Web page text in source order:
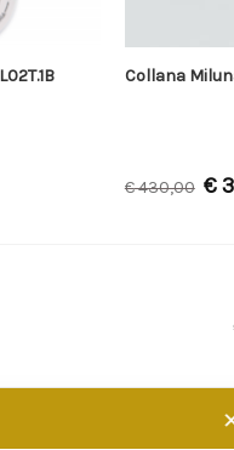
Collana
€430,00 €